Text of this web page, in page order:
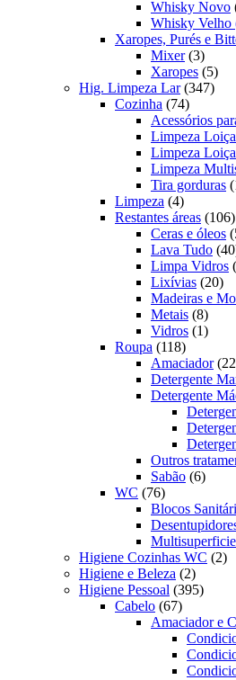
produtos
Whisky Novo
Whisky Velho
Xaropes, Purés e
Mixer 33
Xaropes 55
Hig. Limpeza Lar 347347
Cozinha 7474
produtos
Acessórios
Limpeza
Limpeza
Limpeza
Tira gorduras
Limpeza 44
produtos
Restantes áreas 106
Ceras e óleos
Lava Tudo 40
Limpa Vidros
Lixívias 2020
Madeiras e
Metais 88
Vidros 11
Roupa 118118
produtos
Amaciador 22
Detergente
Detergente
Outros
Sabão 66
WC 7676
produtos
Blocos
Higiene Cozinhas WC 22
Higiene e Beleza 22
produtos
Higiene Pessoal 395395
Cabelo 6767
produtos
Amaciador e